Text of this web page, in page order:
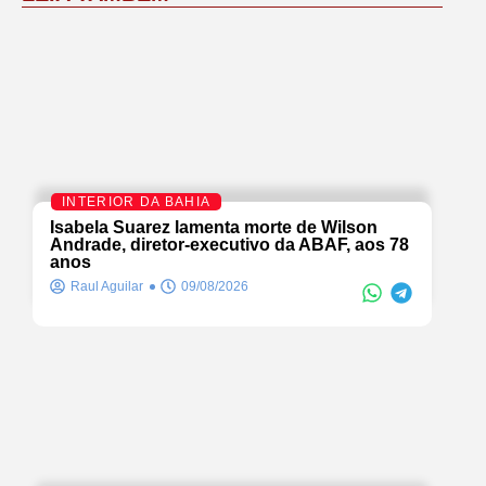
INTERIOR DA BAHIA
Isabela Suarez lamenta morte de Wilson
Andrade, diretor-executivo da ABAF, aos 78
anos
Raul Aguilar 09/08/2026